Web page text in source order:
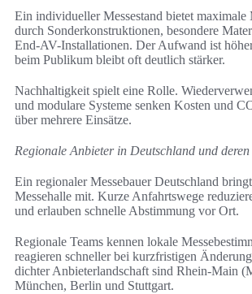
Ein individueller Messestand bietet
durch Sonderkonstruktionen, besondere
End-AV-Installationen. Der Aufwand ist
beim Publikum bleibt oft deutlich stärker.
Nachhaltigkeit spielt eine Rolle.
und modulare Systeme senken Kosten und
über mehrere Einsätze.
Regionale Anbieter in Deutschland und
Ein regionaler Messebauer Deutschland
Messehalle mit. Kurze Anfahrtswege
und erlauben schnelle Abstimmung vor Ort.
Regionale Teams kennen lokale
reagieren schneller bei kurzfristigen
dichter Anbieterlandschaft sind Rhein-Main
München, Berlin und Stuttgart.